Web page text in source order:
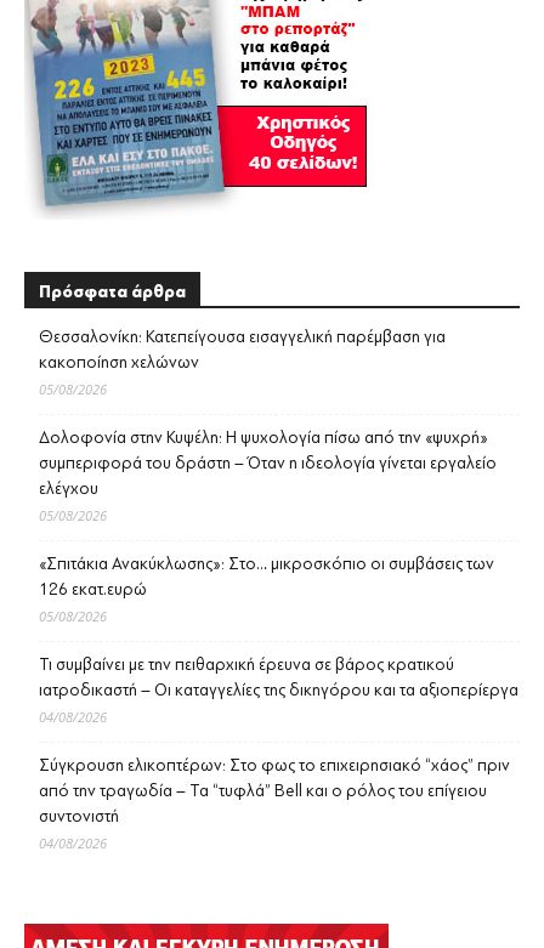
Πρόσφατα άρθρα
Θεσσαλονίκη: Κατεπείγουσα εισαγγελική παρέμβαση για
κακοποίηση χελώνων
05/08/2026
Δολοφονία στην Κυψέλη: Η ψυχολογία πίσω από την «ψυχρή»
συμπεριφορά του δράστη – Όταν η ιδεολογία γίνεται εργαλείο
ελέγχου
05/08/2026
«Σπιτάκια Ανακύκλωσης»: Στο… μικροσκόπιο οι συμβάσεις των
126 εκατ.ευρώ
05/08/2026
Τι συμβαίνει με την πειθαρχική έρευνα σε βάρος κρατικού
ιατροδικαστή – Οι καταγγελίες της δικηγόρου και τα αξιοπερίεργα
04/08/2026
Σύγκρουση ελικοπτέρων: Στο φως το επιχειρησιακό “χάος” πριν
από την τραγωδία – Τα “τυφλά” Bell και ο ρόλος του επίγειου
συντονιστή
04/08/2026